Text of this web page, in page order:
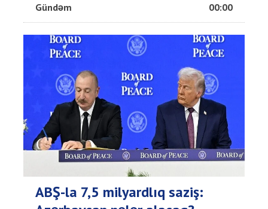
Gündəm 00:00
ABŞ-la 7,5 milyardlıq saziş: